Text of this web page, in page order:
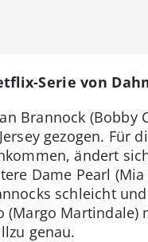
Serie von
Brannock
gezogen. Für
ändert
Dame Pearl
schleicht
(Margo
genau.